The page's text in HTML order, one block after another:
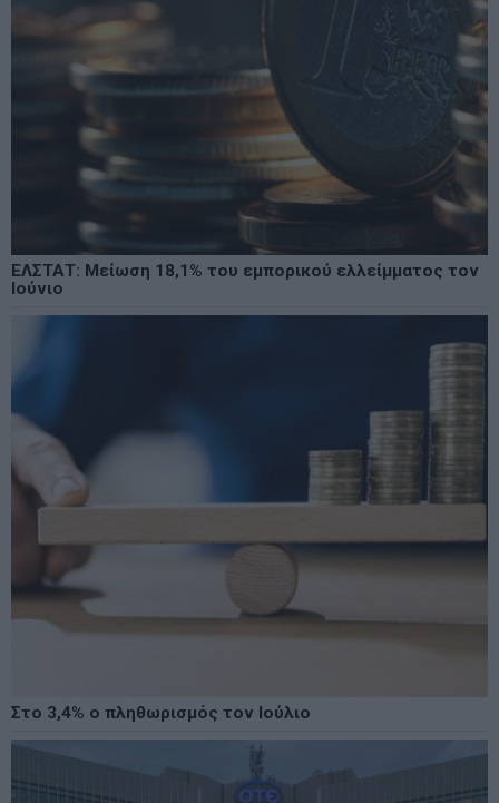
ΕΛΣΤΑΤ: Μείωση 18,1% του εμπορικού ελλείμματος τον
Ιούνιο
Στο 3,4% ο πληθωρισμός τον Ιούλιο